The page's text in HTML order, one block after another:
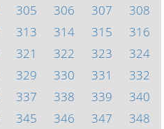
305 306 307
308
313 314 315
316
321 322 323
324
329 330 331
332
337 338 339
340
345 346 347
348